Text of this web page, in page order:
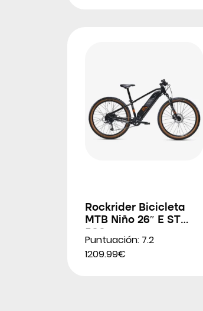
Rockrider Bicicleta
MTB Niño 26″ E ST
Puntuación: 7.2
1209.99€